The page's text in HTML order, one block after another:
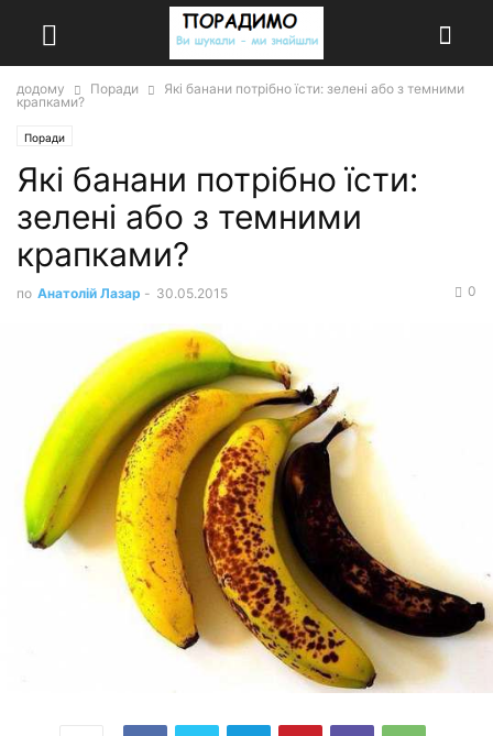
додому Поради
Які банани потрібно їсти: зелені або з темними
крапками?
Поради
Які банани потрібно їсти:
зелені або з темними
крапками?
по Анатолій Лазар - 30.05.2015 0